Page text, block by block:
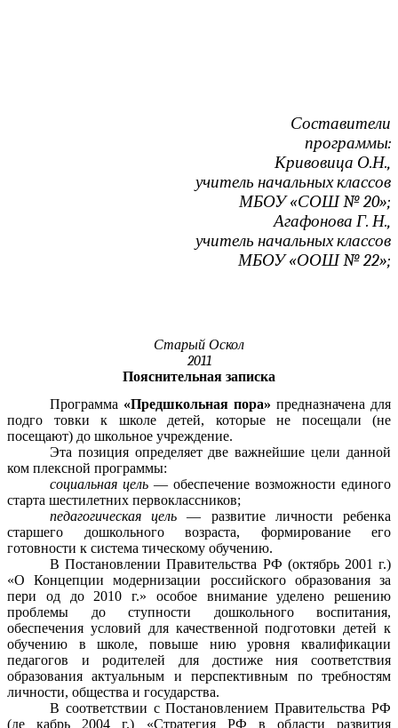
Составители
программы:
Кривовица О.Н.,
учитель начальных классов
МБОУ «СОШ № 20»;
Агафонова Г. Н.,
учитель начальных классов
МБОУ «ООШ № 22»;
Старый Оскол
2011
Пояснительная записка
Программа «Предшкольная пора» предназначена для
подго товки к школе детей, которые не посещали (не
посещают) до школьное учреждение.
Эта позиция определяет две важнейшие цели данной
ком плексной программы:
социальная цель — обеспечение возможности единого
старта шестилетних первоклассников;
педагогическая цель— развитие личности ребенка
старшего дошкольного возраста, формирование его
готовности к система тическому обучению.
В Постановлении Правительства РФ (октябрь 2001 г.)
«О Концепции модернизации российского образования за
пери од до 2010 г.» особое внимание уделено решению
проблемы до ступности дошкольного воспитания,
обеспечения условий для качественной подготовки детей к
обучению в школе, повыше нию уровня квалификации
педагогов и родителей для достиже ния соответствия
образования актуальным и перспективным по требностям
личности, общества и государства.
В соответствии с Постановлением Правительства РФ
(де кабрь 2004 г.) «Стратегия РФ в области развития